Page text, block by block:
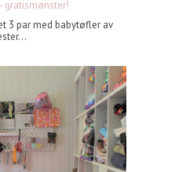
gratismønster!
3 par med babytøfler av